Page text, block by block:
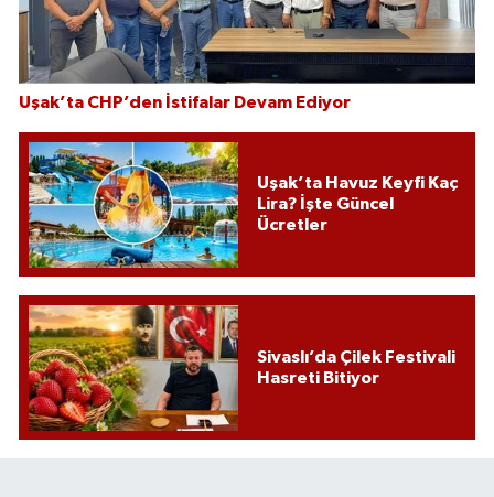
Uşak’ta CHP’den İstifalar Devam Ediyor
Uşak’ta Havuz Keyfi Kaç
Lira? İşte Güncel
Ücretler
Sivaslı’da Çilek Festivali
Hasreti Bitiyor